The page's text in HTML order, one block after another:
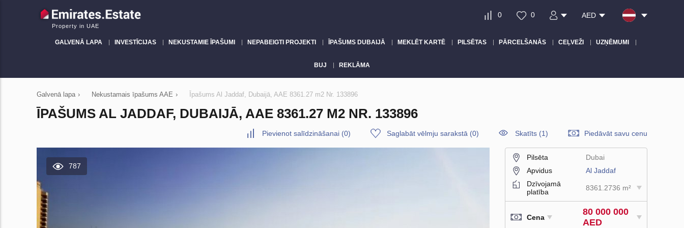
Property in UAE
0 0 AED
GALVENĀ LAPA INVESTĪCIJAS NEKUSTAMIE ĪPAŠUMI NEPABEIGTI PROJEKTI ĪPAŠUMS DUBAIJĀ MEKLĒT KARTĒ PILSĒTAS PĀRCELŠANĀS CEĻVEŽI UZŅĒMUMI
BUJ REKLĀMA
Galvenā lapa › Nekustamais īpašums AAE › Īpašums Al Jaddaf, Dubaijā, AAE 8361.27 m2 Nr. 133896
ĪPAŠUMS AL JADDAF, DUBAIJĀ, AAE 8361.27 M2 NR. 133896
Pievienot salīdzināšanai (0) Saglabāt vēlmju sarakstā (0) Skatīts (1) Piedāvāt savu cenu
787
Pilsēta
Dubai
Apvidus
Al Jaddaf
Dzīvojamā
platība
8361.2736 m²
Cena
80 000 000
AED